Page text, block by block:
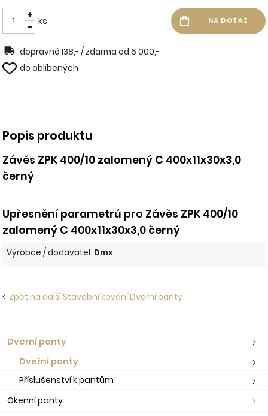
ks
dopravné 138,- / zdarma od 6 000,-
do oblíbených
Popis produktu
Závěs ZPK 400/10 zalomený C 400x11x30x3,0
černý
Upřesnění parametrů pro Závěs ZPK 400/10
zalomený C 400x11x30x3,0 černý
Výrobce / dodavatel: Dmx
Zpět na další Stavební kování Dveřní panty
Dveřní panty
Dveřní panty
Příslušenství k pantům
Okenní panty